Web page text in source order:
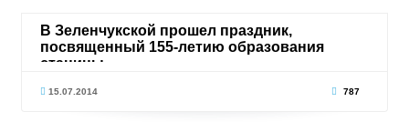
В Зеленчукской прошел праздник,
посвященный 155-летию образования
станицы
15.07.2014 787